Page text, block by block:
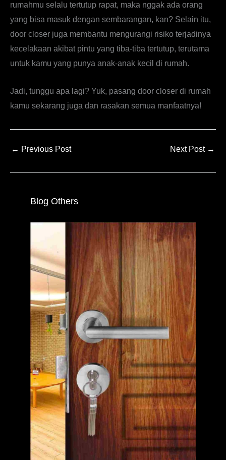
rumahmu selalu tertutup rapat, maka nggak ada orang
yang bisa masuk dengan sembarangan, kan? Selain itu,
door closer juga membantu mengurangi risiko terjadinya
kecelakaan akibat pintu yang tiba-tiba tertutup, terutama
untuk kamu yang punya anak-anak kecil di rumah.
Jadi, tunggu apa lagi? Yuk, pasang door closer di rumah
kamu sekarang juga dan rasakan semua manfaatnya!
← Previous Post Next Post →
Blog Others